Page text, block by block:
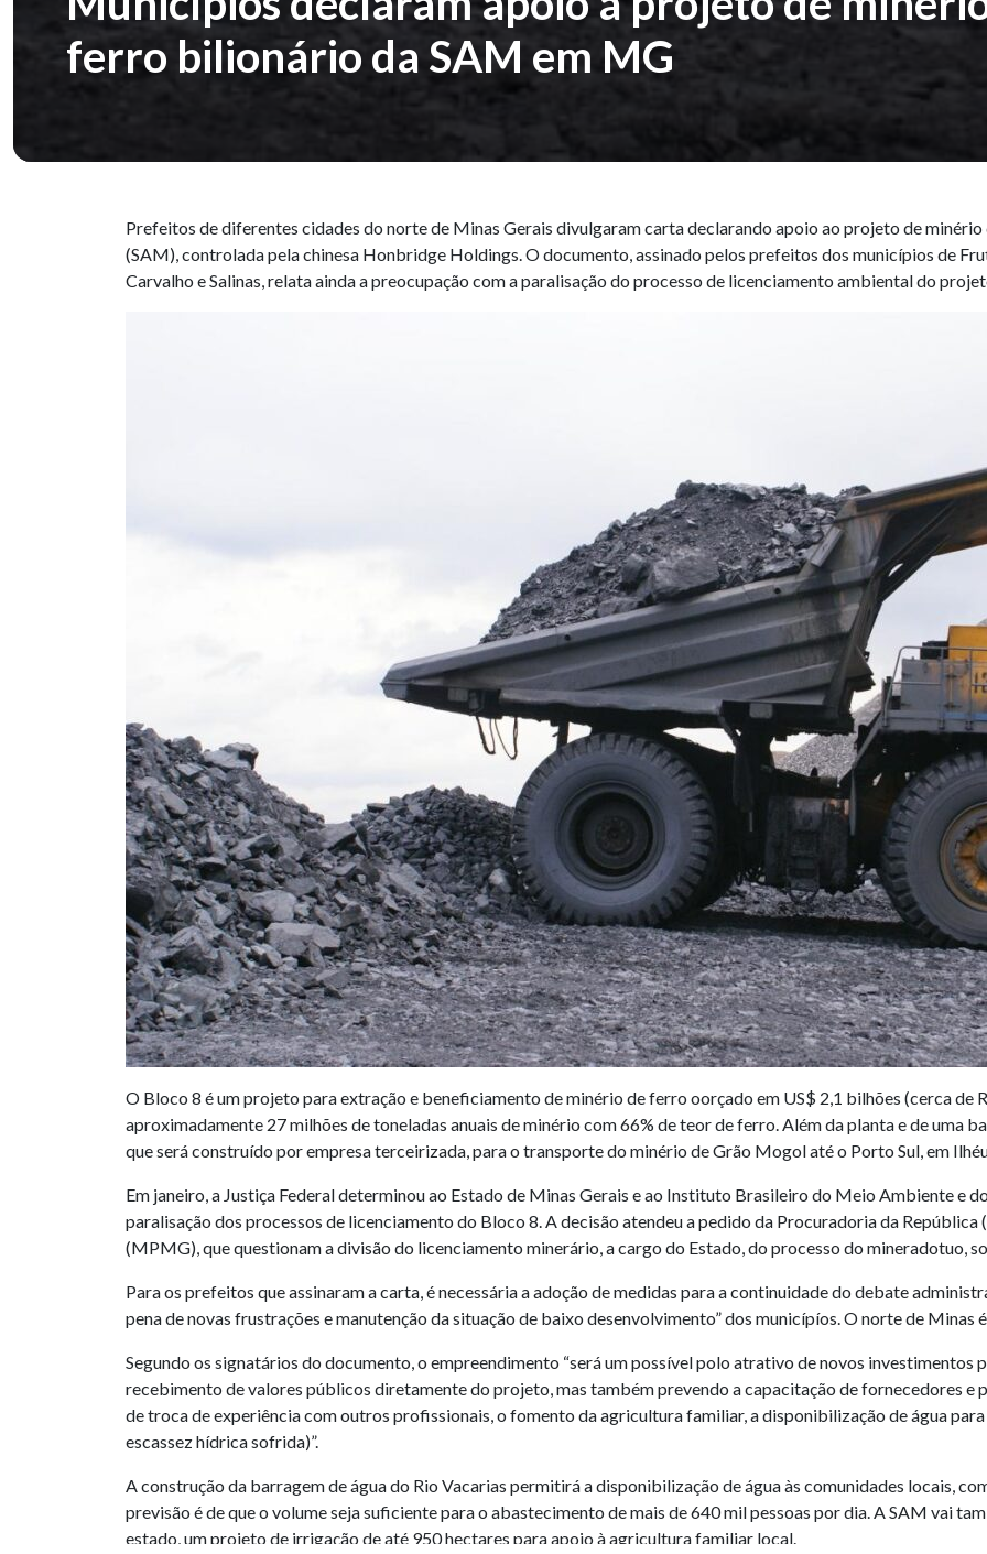
ferro bilionário da SAM em MG
Prefeitos de diferentes cidades do norte de Minas Gerais divulgaram carta declarando apoio ao projeto de
(SAM), controlada pela chinesa Honbridge Holdings. O documento, assinado pelos prefeitos dos municípios de
Carvalho e Salinas, relata ainda a preocupação com a paralisação do processo de licenciamento ambiental do
O Bloco 8 é um projeto para extração e beneficiamento de minério de ferro oorçado em US$ 2,1 bilhões (cerca de
aproximadamente 27 milhões de toneladas anuais de minério com 66% de teor de ferro. Além da planta e de uma
que será construído por empresa terceirizada, para o transporte do minério de Grão Mogol até o Porto Sul, em
Em janeiro, a Justiça Federal determinou ao Estado de Minas Gerais e ao Instituto Brasileiro do Meio Ambiente e
paralisação dos processos de licenciamento do Bloco 8. A decisão atendeu a pedido da Procuradoria da
(MPMG), que questionam a divisão do licenciamento minerário, a cargo do Estado, do processo do mineradotuo,
Para os prefeitos que assinaram a carta, é necessária a adoção de medidas para a continuidade do debate
pena de novas frustrações e manutenção da situação de baixo desenvolvimento” dos municípíos. O norte de Minas
Segundo os signatários do documento, o empreendimento “será um possível polo atrativo de novos investimentos
recebimento de valores públicos diretamente do projeto, mas também prevendo a capacitação de fornecedores e
de troca de experiência com outros profissionais, o fomento da agricultura familiar, a disponibilização de água
escassez hídrica sofrida)”.
A construção da barragem de água do Rio Vacarias permitirá a disponibilização de água às comunidades locais,
previsão é de que o volume seja suficiente para o abastecimento de mais de 640 mil pessoas por dia. A SAM vai
estado, um projeto de irrigação de até 950 hectares para apoio à agricultura familiar local.